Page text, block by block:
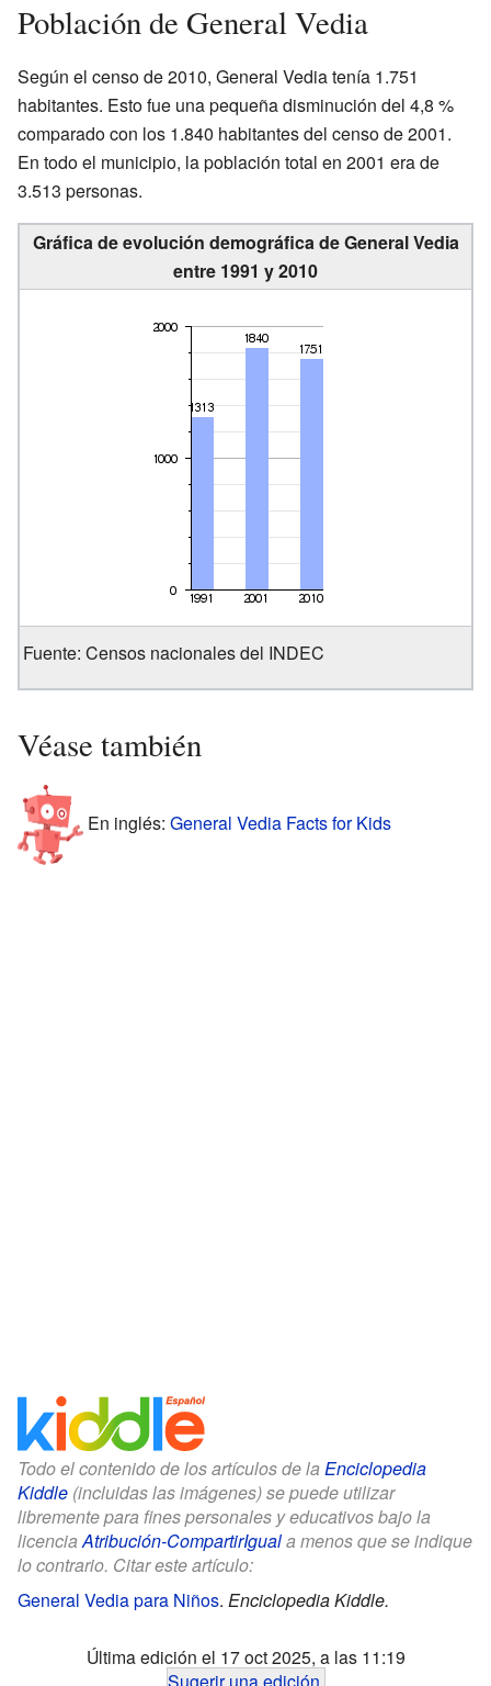
Población de General Vedia
Según el censo de 2010, General Vedia tenía 1.751
habitantes. Esto fue una pequeña disminución del 4,8 %
comparado con los 1.840 habitantes del censo de 2001.
En todo el municipio, la población total en 2001 era de
3.513 personas.
Gráfica de evolución demográfica de General Vedia
entre 1991 y 2010
Fuente: Censos nacionales del INDEC
Véase también
En inglés: General Vedia Facts for Kids
Todo el contenido de los artículos de la Enciclopedia
Kiddle (incluidas las imágenes) se puede utilizar
libremente para fines personales y educativos bajo la
licenciaAtribución-CompartirIguala menos que se indique
lo contrario. Citar este artículo:
General Vedia para Niños. Enciclopedia Kiddle.
Última edición el 17 oct 2025, a las 11:19
Sugerir una edición